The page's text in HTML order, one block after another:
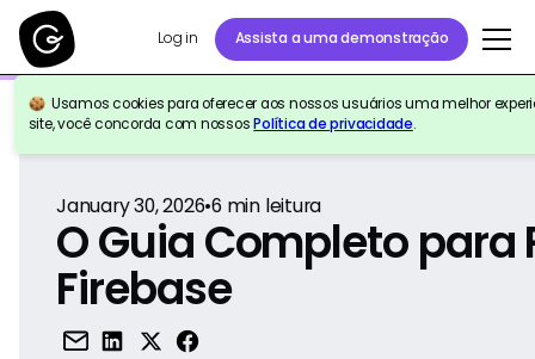
Log in Assista a uma demonstração
Usamos cookies para oferecer aos nossos usuários uma melhor
site, você concorda com nossosPolítica de privacidade.
Voltar para a referência
January 30, 2026•6 min leitura
O Guia Completo para
Firebase